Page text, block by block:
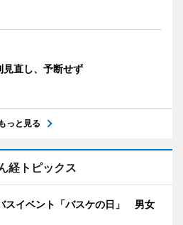
見直し、予断せず
もっと見る
経トピックス
スイベント「バスケの日」 男女